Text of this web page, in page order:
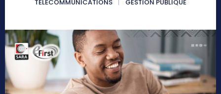
TÉLÉCOMMUNICATIONS
GESTION PUBLIQUE